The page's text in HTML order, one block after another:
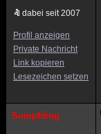
dabei seit 2007
Profil anzeigen
Private Nachricht
Link kopieren
Lesezeichen setzen
Sumpfding